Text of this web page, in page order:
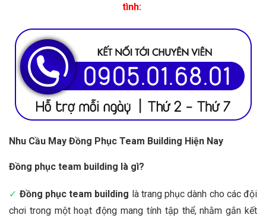
tình:
Nhu Cầu May Đồng Phục Team Building Hiện Nay
Đồng phục team building là gì?
✓ Đồng phục team building là trang phục dành cho các đội
chơi trong một hoạt động mang tính tập thể, nhằm gắn kết